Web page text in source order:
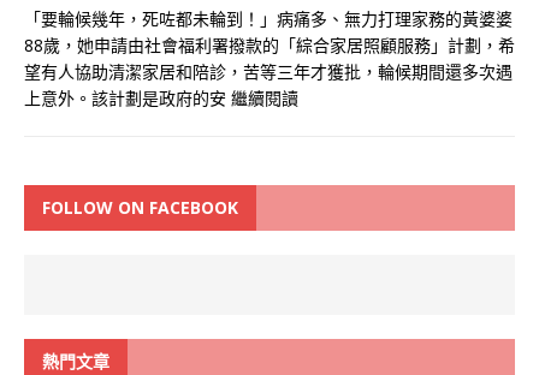
「要輪候幾年，死咗都未輪到！」病痛多、無力打理家務的黃婆婆
88歲，她申請由社會福利署撥款的「綜合家居照顧服務」計劃，希
望有人協助清潔家居和陪診，苦等三年才獲批，輪候期間還多次遇
上意外。該計劃是政府的安 繼續閱讀
FOLLOW ON FACEBOOK
熱門文章